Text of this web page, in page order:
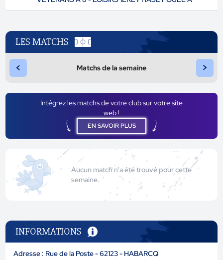
LES MATCHS
< Matchs de la semaine >
Intégrez les matchs de votre club sur votre site
web !
EN SAVOIR PLUS
Aucun match n'a été trouvé pour cette
semaine.
INFORMATIONS
Adresse : Rue de la Poste - 62123 - HABARCQ